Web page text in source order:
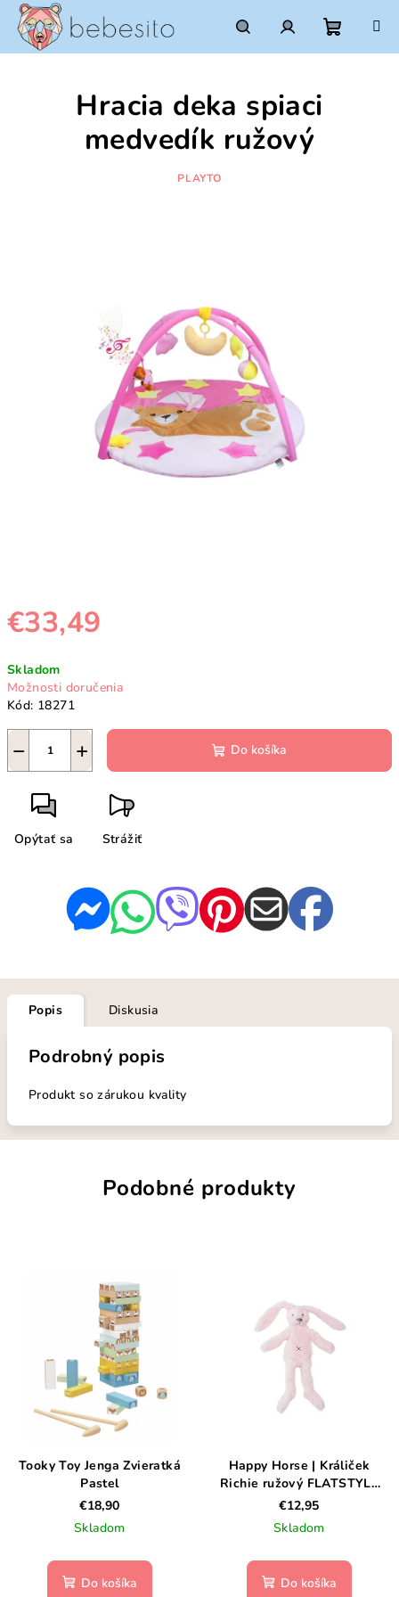
Prejsť
obsah
HľadaťPrihlásenie
€33,49
cena:
Skladom
Možnosti doručenia
Kód: 18271
+
− Do košíka
Opýtať sa Strážiť
Hracia deka spiaci
medvedík ružový
PLAYTO
Popis Diskusia
Podrobný popis
Produkt so zárukou kvality
Podobné produkty
Tooky Toy Jenga Zvieratká
Pastel
€18,90
Skladom
Do košíka
Happy Horse | Králiček
Richie ružový FLATSTYLE
veľkosť: 27 cm
€12,95
Skladom
Do košíka